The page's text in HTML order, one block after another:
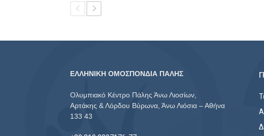
ΕΛΛΗΝΙΚΗ ΟΜΟΣΠΟΝΔΙΑ ΠΑΛΗΣ
Ολυμπιακό Κέντρο Πάλης Άνω Λιοσίων,
Αρτάκης & Λόρδου Βύρωνα, Άνω Λιόσια – Αθήνα
133 43